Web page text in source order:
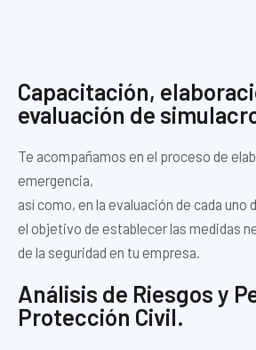
Capacitación,
evaluación de
Te acompañamos en el proceso de
emergencia,
así como, en la evaluación de cada uno
el objetivo de establecer las medidas
de la seguridad en tu empresa.
Análisis de Riesgos y
Protección Civil.